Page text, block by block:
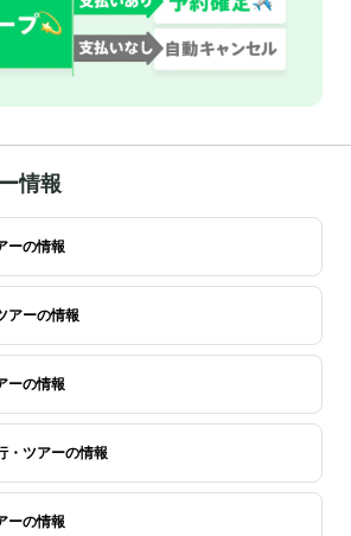
情報
ーの情報
アーの情報
ーの情報
・ツアーの情報
ーの情報